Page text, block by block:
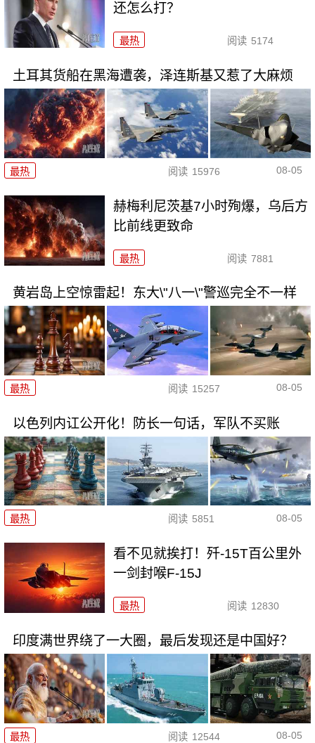
还怎么打？
最热 阅读 5174
土耳其货船在黑海遭袭，泽连斯基又惹了大麻烦
最热 阅读 15976 08-05
赫梅利尼茨基7小时殉爆，乌后方
比前线更致命
最热 阅读 7881
黄岩岛上空惊雷起！东大\"八一\"警巡完全不一样
最热 阅读 15257 08-05
以色列内讧公开化！防长一句话，军队不买账
最热 阅读 5851 08-05
看不见就挨打！歼-15T百公里外
一剑封喉F-15J
最热 阅读 12830
印度满世界绕了一大圈，最后发现还是中国好？
最热 阅读 12544 08-05